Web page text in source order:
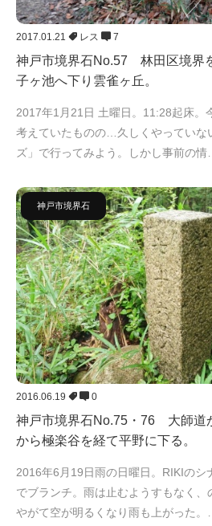
2017.01.21 レス 7
神戸市境界石No.57 林田区境界
子ヶ池へ下り雲雀ヶ丘。
2017年1月21日 土曜日。11:28起床。
考えていたものの…久しくやっていな
ズ」で行ってみよう。しかし事前の情…
神戸市境界石
2016.06.19 0
神戸市境界石No.75・76 大師道
から極楽谷を経て平野に下る。
2016年6月19日雨の日曜日。RIKIのシ
でブランチ。雨は止むようすもなく、
やがて空が明るくなり雨も上がった。…